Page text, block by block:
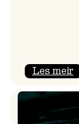
Les meir: